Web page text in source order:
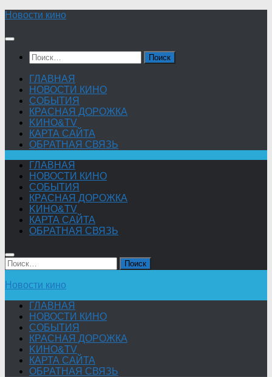
Skip
content
Новости кино
Найти:
ГЛАВНАЯ
НОВОСТИ КИНО
СОБЫТИЯ
КРАСНАЯ ДОРОЖКА
KИНО&TV
КАРТА САЙТА
ОБРАТНАЯ СВЯЗЬ
ГЛАВНАЯ
НОВОСТИ КИНО
СОБЫТИЯ
КРАСНАЯ ДОРОЖКА
KИНО&TV
КАРТА САЙТА
ОБРАТНАЯ СВЯЗЬ
Найти:
Новости кино
ГЛАВНАЯ
НОВОСТИ КИНО
СОБЫТИЯ
КРАСНАЯ ДОРОЖКА
KИНО&TV
КАРТА САЙТА
ОБРАТНАЯ СВЯЗЬ